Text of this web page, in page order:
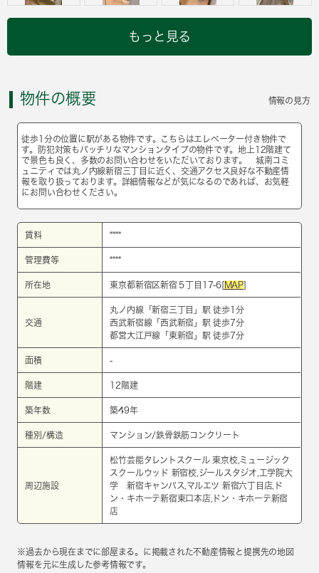
もっと見る
物件の概要 情報の見方
徒歩1分の位置に駅がある物件です。こちらはエレベーター付き物件で
す。防犯対策もバッチリなマンションタイプの物件です。地上12階建て
で景色も良く、多数のお問い合わせをいただいております。 城南コミ
ュニティでは丸ノ内線新宿三丁目に近く、交通アクセス良好な不動産情
報を取り扱っております。詳細情報などが気になるのであれば、お気軽
にお問い合わせください。
賃料 ****
管理費等 ****
所在地 東京都新宿区新宿５丁目17-6[ MAP]
交通
丸ノ内線 「新宿三丁目 」駅 徒歩1分
西武新宿線 「 西武新宿 」駅 徒歩7分
都営大江戸線 「 東新宿 」駅 徒歩7分
面積 -
階建 12階建
築年数 築49年
種別/構造 マンション/鉄骨鉄筋コンクリート
周辺施設
松竹芸能タレントスクール 東京校,ミュージック
スクールウッド 新宿校,ジールスタジオ,工学院大
学 新宿キャンパス,マルエツ 新宿六丁目店,ド
ン・キホーテ新宿東口本店,ドン・キホーテ新宿
店
※過去から現在までに部屋まる。に掲載された不動産情報と提携先の地図
情報を元に生成した参考情報です。